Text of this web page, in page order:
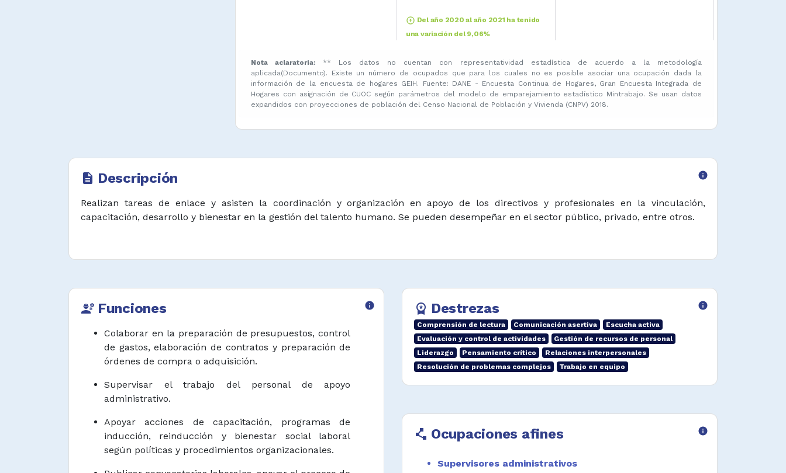
arrow_circle_up Del año 2020 al año 2021 ha tenido
una variación del 9,06%
Nota aclaratoria: ** Los datos no cuentan con representatividad estadística de acuerdo a la metodología
aplicada(Documento). Existe un número de ocupados que para los cuales no es posible asociar una ocupación dada la
información de la encuesta de hogares GEIH. Fuente: DANE - Encuesta Continua de Hogares, Gran Encuesta Integrada de
Hogares con asignación de CUOC según parámetros del modelo de emparejamiento estadístico Mintrabajo. Se usan datos
expandidos con proyecciones de población del Censo Nacional de Población y Vivienda (CNPV) 2018.
description Descripción info
Realizan tareas de enlace y asisten la coordinación y organización en apoyo de los directivos y profesionales en la vinculación,
capacitación, desarrollo y bienestar en la gestión del talento humano. Se pueden desempeñar en el sector público, privado, entre otros.
engineering Funciones info
Colaborar en la preparación de presupuestos, control
de gastos, elaboración de contratos y preparación de
órdenes de compra o adquisición.
Supervisar el trabajo del personal de apoyo
administrativo.
Apoyar acciones de capacitación, programas de
inducción, reinducción y bienestar social laboral
según políticas y procedimientos organizacionales.
workspace_premium Destrezas info
Comprensión de lectura Comunicación asertiva
Escucha activa
Evaluación y control de actividades
Gestión de recursos de personal
Liderazgo
Pensamiento crítico
Relaciones interpersonales
Resolución de problemas complejos
Trabajo en equipo
polyline Ocupaciones afines info
Supervisores administrativos